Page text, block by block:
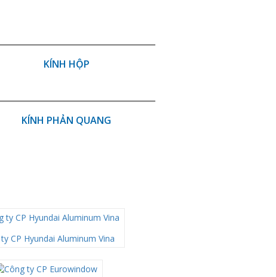
KÍNH HỘP
KÍNH PHẢN QUANG
CP Hyundai Aluminum Vina